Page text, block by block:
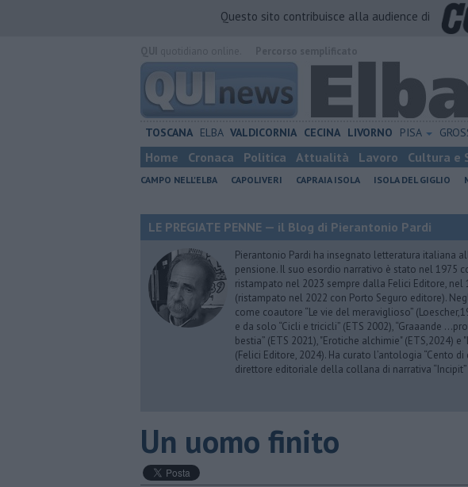
Questo sito contribuisce alla audience di
TOSCANA ELBA VALDICORNIA CECINA LIVORNO PISA
Home Cronaca Politica Attualità Lavoro Cultura e
CAMPO NELL'ELBA CAPOLIVERI CAPRAIA ISOLA ISOLA DEL GIGLIO
LE PREGIATE PENNE — il Blog di Pierantonio Pardi
Pierantonio Pardi ha insegnato letteratura italiana
pensione. Il suo esordio narrativo è stato nel 1975
ristampato nel 2023 sempre dalla Felici Editore, nel
(ristampato nel 2022 con Porto Seguro editore).
come coautore “Le vie del meraviglioso”
e da solo “Cicli e tricicli” (ETS 2002), “Graaande
bestia” (ETS 2021), "Erotiche alchimie" (ETS,2024) e
(Felici Editore, 2024). Ha curato l’antologia “Cento
direttore editoriale della collana di narrativa “Incipit”
Un uomo finito